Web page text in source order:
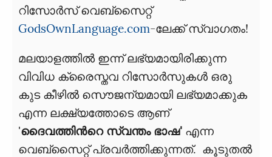
റിസോര്‍സ് വെബ്‌സൈറ്റ്
GodsOwnLanguage.com-ലേക്ക് സ്വാഗതം!
മലയാളത്തില്‍ ഇന്ന് ലഭ്യമായിരിക്കുന്ന
വിവിധ ക്രൈസ്തവ റിസോര്‍സുകള്‍ ഒരു
കുട കീഴില്‍ സൌജന്യമായി ലഭ്യമാക്കുക
എന്ന ലക്ഷ്യത്തോടെ ആണ്
'ദൈവത്തിന്‍റെ സ്വന്തം ഭാഷ' എന്ന
വെബ്സൈറ്റ് പ്രവര്‍ത്തിക്കുന്നത്. കൂടുതല്‍